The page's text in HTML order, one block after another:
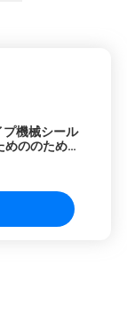
プ機械シール
ののための